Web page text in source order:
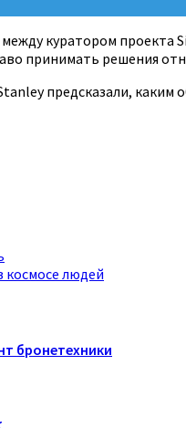
куратором
принимать решения
предсказали,
космосе людей
бронетехники